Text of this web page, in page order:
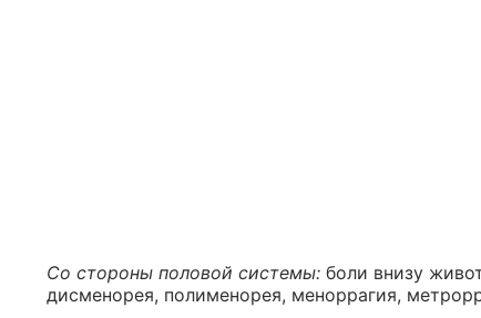
Со стороны половой системы: боли внизу
дисменорея, полименорея, меноррагия,